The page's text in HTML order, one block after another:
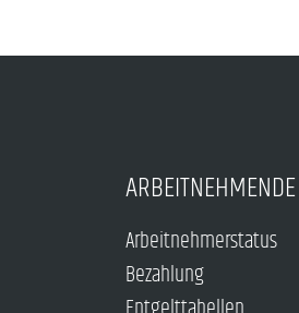
ARBEITNEHMENDE
Arbeitnehmerstatus
Bezahlung